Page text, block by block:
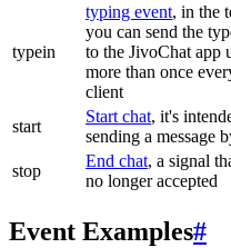
typein
typing event, in the
you can send the
to the JivoChat app
more than once
client
start
Start chat, it's
sending a message
stop
End chat, a signal
no longer accepted
Event Examples#